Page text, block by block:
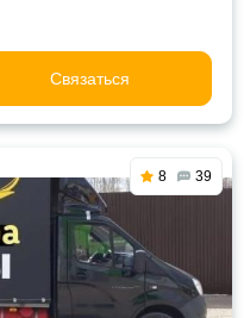
Связаться
8 39